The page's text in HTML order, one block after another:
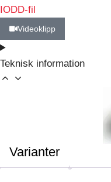
IODD-fil
Videoklipp
Teknisk information
Varianter